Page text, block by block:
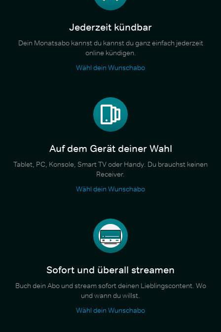
Jederzeit kündbar
Dein Monatsabo kannst du kannst du ganz einfach jederzeit
online kündigen.
Wähl dein Wunschabo
Auf dem Gerät deiner Wahl
Tablet, PC, Konsole, Smart TV oder Handy. Du brauchst keinen
Receiver.
Wähl dein Wunschabo
Sofort und überall streamen
Buch dein Abo und stream sofort deinen Lieblingscontent. Wo
und wann du willst.
Wähl dein Wunschabo